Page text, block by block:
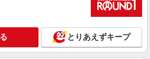
月給258,000円〜274,000円（地域による） 別
交通費支給（30000円上限/月） 別途残業手当
月平均残業時間20時間）残業代全額支給
アスケア訪問入浴 富士五湖 山梨県富士吉田
新西原2丁目26-24 ころぼっくる貸店舗102
とりあえずキープ